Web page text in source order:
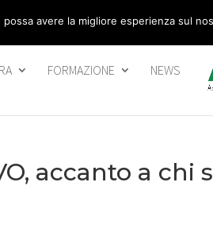
FORMAZIONE NEWS
accanto a chi
avere la migliore esperienza sul